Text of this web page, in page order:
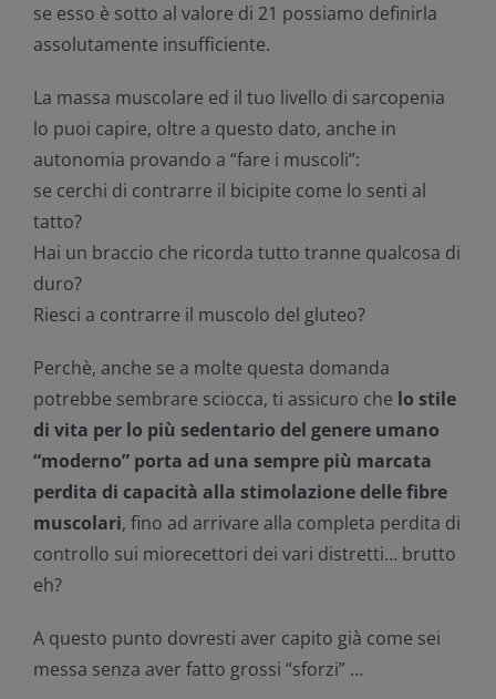
se esso è sotto al valore di 21 possiamo definirla
assolutamente insufficiente.
La massa muscolare ed il tuo livello di sarcopenia
lo puoi capire, oltre a questo dato, anche in
autonomia provando a “fare i muscoli”:
se cerchi di contrarre il bicipite come lo senti al
tatto?
Hai un braccio che ricorda tutto tranne qualcosa di
duro?
Riesci a contrarre il muscolo del gluteo?
Perchè, anche se a molte questa domanda
potrebbe sembrare sciocca, ti assicuro che lo stile
di vita per lo più sedentario del genere umano
“moderno” porta ad una sempre più marcata
perdita di capacità alla stimolazione delle fibre
muscolari, fino ad arrivare alla completa perdita di
controllo sui miorecettori dei vari distretti… brutto
eh?
A questo punto dovresti aver capito già come sei
messa senza aver fatto grossi “sforzi” …